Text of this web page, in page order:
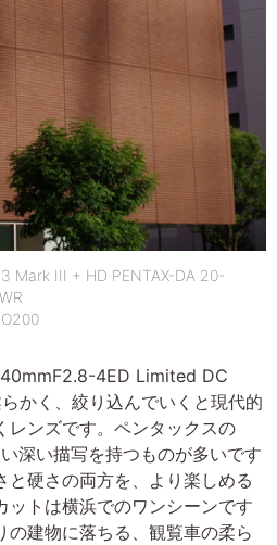
Mark III + HD PENTAX-DA 20-
4ED Limited DC
かく、絞り込んでいくと現代的
レンズです。ペンタックスの
深い描写を持つものが多いです
と硬さの両方を、より楽しめる
ットは横浜でのワンシーンです
の建物に落ちる、観覧車の柔ら